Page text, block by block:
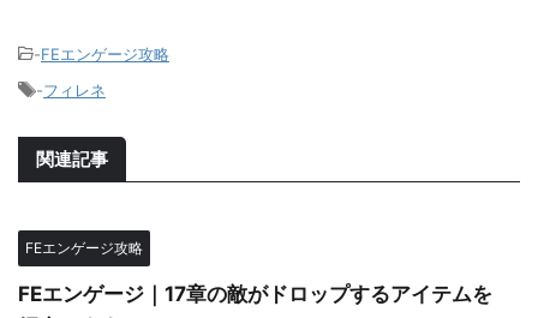
-FEエンゲージ攻略
-フィレネ
関連記事
FEエンゲージ攻略
FEエンゲージ｜17章の敵がドロップするアイテムを